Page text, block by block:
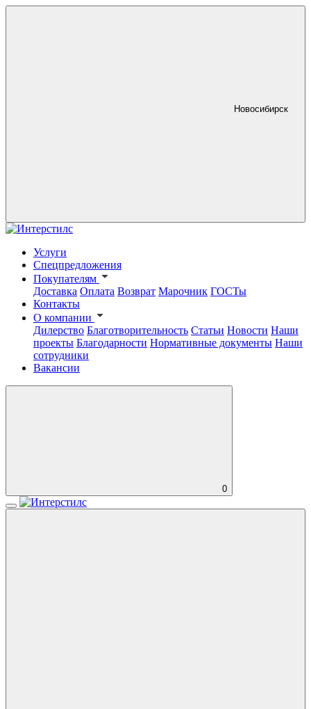
Новосибирск
Услуги
Спецпредложения
Покупателям
Доставка Оплата Возврат Марочник ГОСТы
Контакты
О компании
Дилерство Благотворительность Статьи Новости Наши
проекты Благодарности Нормативные документы Наши
сотрудники
Вакансии
0